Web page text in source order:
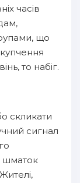
часів
що
то набіг.
скликати
сигнал
шматок